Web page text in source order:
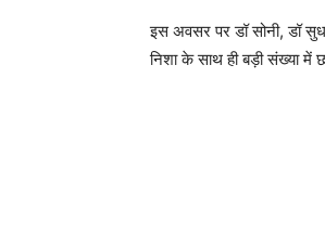
इस अवसर पर डॉ सोनी, डॉ
निशा के साथ ही बड़ी संख्या में